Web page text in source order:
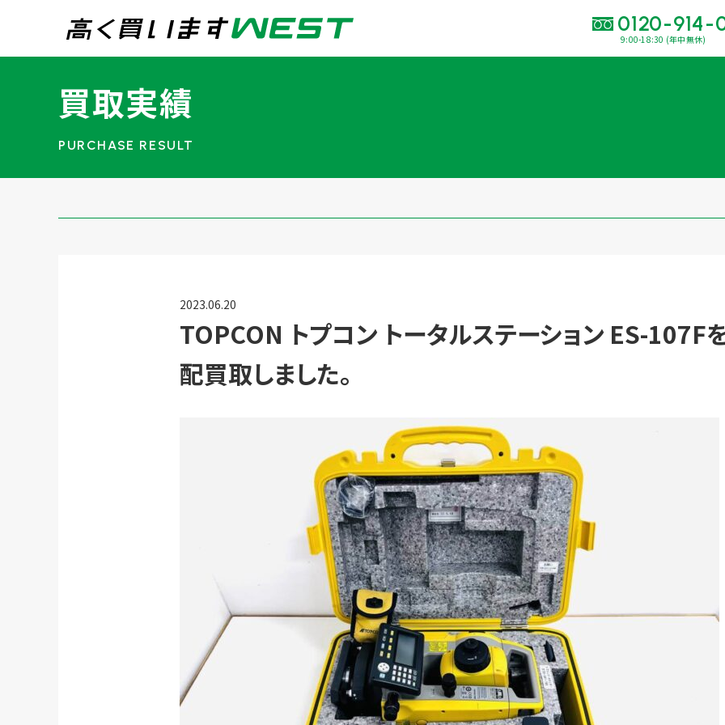
0120-914-
9:00-18:30 (年中無休)
まずはお気軽にお問い合わせ・査定をご依頼くだ
買取専用ダイヤル
24時間365日受付
今すぐ！WEB査定
買取に関する質問や相談もすぐにできて便利
宅配買取
買取実績
買取強化ブランド
買取実績
2023.06.20
TOPCON トプコン トータルステーション ES-107F
配買取しました。